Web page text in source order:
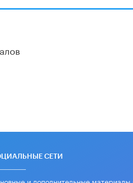
СЕТИ